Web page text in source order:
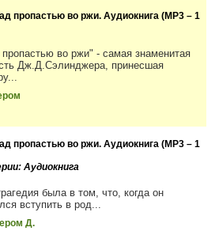
пропастью во ржи. Аудиокнига (MP3 – 1
во ржи" - самая знаменитая
Дж.Д.Сэлинджера, принесшая
пропастью во ржи. Аудиокнига (MP3 – 1
Аудиокнига
была в том, что, когда он
вступить в род...
Д.